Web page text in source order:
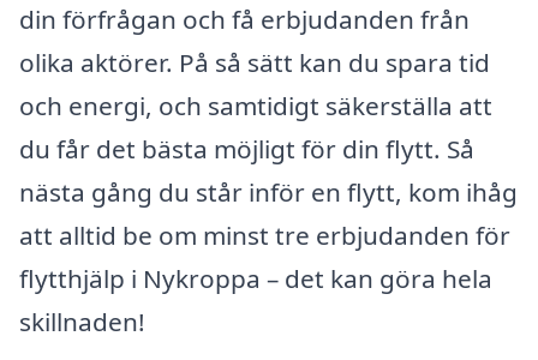
din förfrågan och få erbjudanden från
olika aktörer. På så sätt kan du spara tid
och energi, och samtidigt säkerställa att
du får det bästa möjligt för din flytt. Så
nästa gång du står inför en flytt, kom ihåg
att alltid be om minst tre erbjudanden för
flytthjälp i Nykroppa – det kan göra hela
skillnaden!